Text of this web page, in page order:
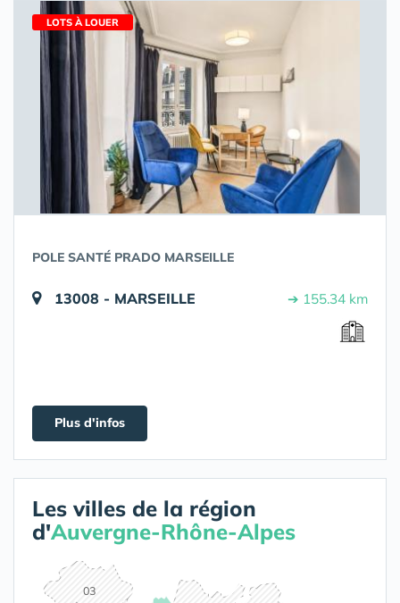
LOTS À LOUER
POLE SANTÉ PRADO MARSEILLE
13008 - MARSEILLE ➔ 155.34 km
Plus d'infos
Les villes de la région
d'Auvergne-Rhône-Alpes
03